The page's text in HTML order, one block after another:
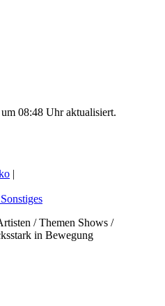
08:48 Uhr aktualisiert.
|
/ Themen Shows /
in Bewegung